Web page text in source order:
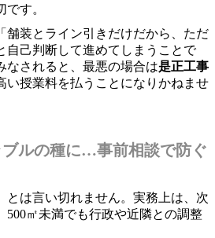
す。
舗装とライン引きだけだから、ただ
自己判断して進めてしまうことで
なされると、最悪の場合は是正工事
い授業料を払うことになりかねませ
ブルの種に…事前相談で防ぐ
とは言い切れません。実務上は、次
500㎡未満でも行政や近隣との調整